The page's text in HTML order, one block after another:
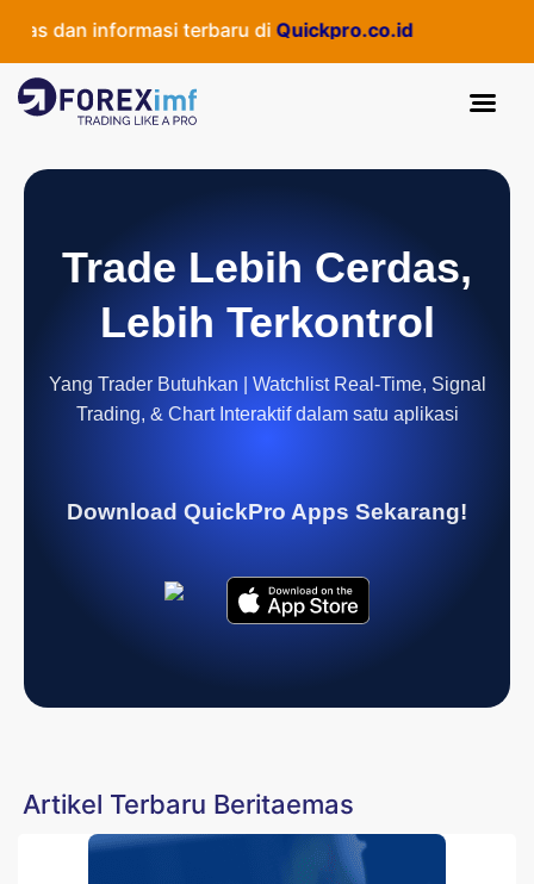
dan informasi terbaru diQuickpro.co.id
Trade Lebih Cerdas,
Lebih Terkontrol
Yang Trader Butuhkan | Watchlist Real-Time, Signal
Trading, & Chart Interaktif dalam satu aplikasi
Download QuickPro Apps Sekarang!
Artikel Terbaru Beritaemas